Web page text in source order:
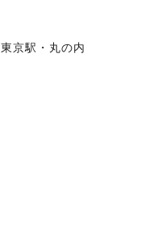
東京駅・丸の内